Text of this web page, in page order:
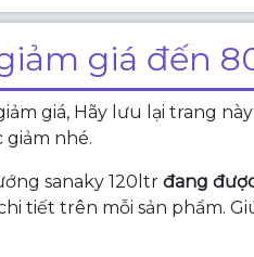
giá đến
giá, Hãy lưu lại trang
giảm nhé.
sanaky 120ltr đang
tiết trên mỗi sản phẩm.